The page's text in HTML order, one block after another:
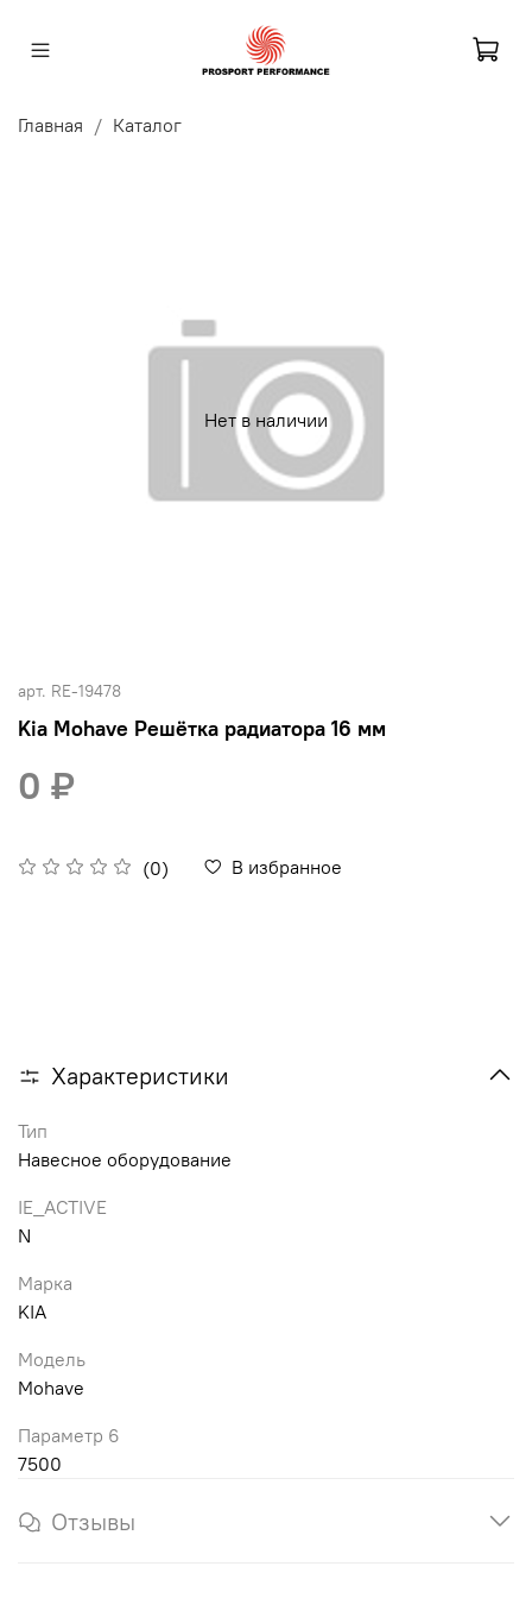
Главная Каталог
Нет в наличии
арт. RE-19478
Kia Mohave Решётка радиатора 16 мм
(0) В избранное
0 ₽
Характеристики
Тип
Навесное оборудование
IE_ACTIVE
N
Марка
KIA
Модель
Mohave
Параметр 6
7500
Отзывы